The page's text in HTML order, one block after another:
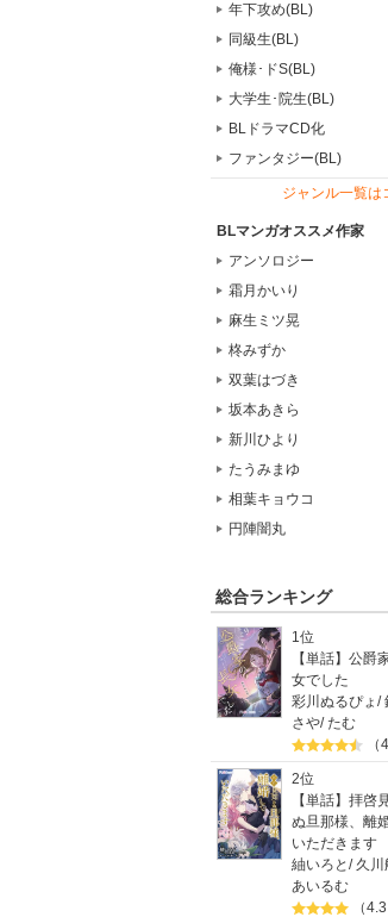
年下攻め(BL)
同級生(BL)
俺様･ドS(BL)
大学生･院生(BL)
BLドラマCD化
ファンタジー(BL)
ジャンル一覧は
BLマンガオススメ作家
アンソロジー
霜月かいり
麻生ミツ晃
柊みずか
双葉はづき
坂本あきら
新川ひより
たうみまゆ
相葉キョウコ
円陣闇丸
総合ランキング
1位
【単話】公爵
女でした
彩川ぬるぴょ /
さや/たむ
（
2位
【単話】拝啓
ぬ旦那様、離
いただきます
紬いろと / 久川
あいるむ
（4.3